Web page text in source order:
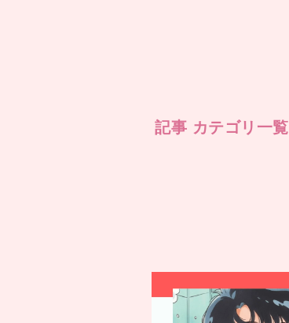
記事 カテゴリ一覧